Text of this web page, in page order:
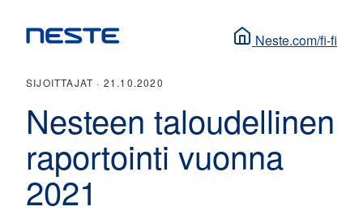
Neste.com/fi-fi
SIJOITTAJAT · 21.10.2020
Nesteen taloudellinen
raportointi vuonna
2021